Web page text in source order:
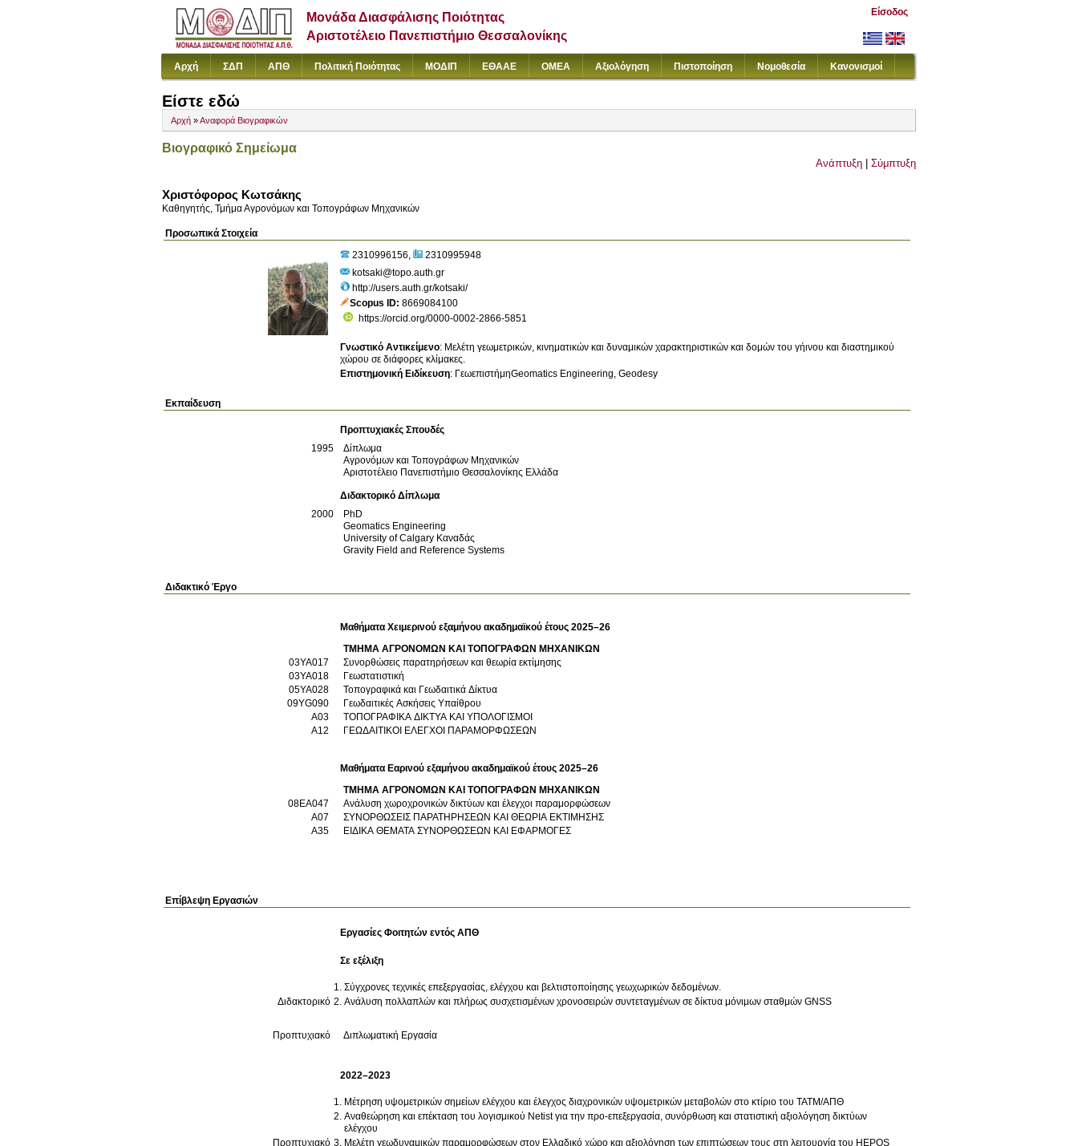
Μονάδα Διασφάλισης Ποιότητας
Αριστοτέλειο Πανεπιστήμιο Θεσσαλονίκης
Είσοδος
Αρχή ΣΔΠ ΑΠΘ Πολιτική Ποιότητας ΜΟΔΙΠ ΕΘΑΑΕ ΟΜΕΑ Αξιολόγηση Πιστοποίηση Νομοθεσία Κανονισμοί
Είστε εδώ
Αρχή »Αναφορά Βιογραφικών
Βιογραφικό Σημείωμα
Ανάπτυξη Σύμπτυξη
Χριστόφορος Κωτσάκης
Καθηγητής, Τμήμα Αγρονόμων και Τοπογράφων Μηχανικών
Προσωπικά Στοιχεία
2310996156
2310995948
kotsaki@topo.auth.gr
http://users.auth.gr/kotsaki/
Scopus ID 8669084100
https://orcid.org/0000-0002-2866-5851
Γνωστικό Αντικείμενο: Μελέτη γεωμετρικών, κινηματικών και δυναμικών χαρακτηριστικών και δομών του γήινου και διαστημικού
χώρου σε διάφορες κλίμακες.
Επιστημονική Ειδίκευση: ΓεωεπιστήμηGeomatics Engineering, Geodesy
Εκπαίδευση
Προπτυχιακές Σπουδές
1995
Δίπλωμα
Αγρονόμων και Τοπογράφων Μηχανικών
Αριστοτέλειο Πανεπιστήμιο Θεσσαλονίκης Ελλάδα
Διδακτορικό Δίπλωμα
2000
PhD
Geomatics Engineering
University of Calgary Καναδάς
Gravity Field and Reference Systems
Διδακτικό Έργο
Μαθήματα Χειμερινού εξαμήνου ακαδημαϊκού έτους 2025–26
ΤΜΗΜΑ ΑΓΡΟΝΟΜΩΝ ΚΑΙ ΤΟΠΟΓΡΑΦΩΝ ΜΗΧΑΝΙΚΩΝ
03YA017
Συνορθώσεις παρατηρήσεων και θεωρία εκτίμησης
03YA018
Γεωστατιστική
05YA028
Τοπογραφικά και Γεωδαιτικά Δίκτυα
09YG090
Γεωδαιτικές Ασκήσεις Υπαίθρου
Α03
ΤΟΠΟΓΡΑΦΙΚΑ ΔΙΚΤΥΑ ΚΑΙ ΥΠΟΛΟΓΙΣΜΟΙ
Α12
ΓΕΩΔΑΙΤΙΚΟΙ ΕΛΕΓΧΟΙ ΠΑΡΑΜΟΡΦΩΣΕΩΝ
Μαθήματα Εαρινού εξαμήνου ακαδημαϊκού έτους 2025–26
ΤΜΗΜΑ ΑΓΡΟΝΟΜΩΝ ΚΑΙ ΤΟΠΟΓΡΑΦΩΝ ΜΗΧΑΝΙΚΩΝ
08EA047
Ανάλυση χωροχρονικών δικτύων και έλεγχοι παραμορφώσεων
Α07
ΣΥΝΟΡΘΩΣΕΙΣ ΠΑΡΑΤΗΡΗΣΕΩΝ ΚΑΙ ΘΕΩΡΙΑ ΕΚΤΙΜΗΣΗΣ
Α35
ΕΙΔΙΚΑ ΘΕΜΑΤΑ ΣΥΝΟΡΘΩΣΕΩΝ ΚΑΙ ΕΦΑΡΜΟΓΕΣ
Επίβλεψη Εργασιών
Εργασίες Φοιτητών εντός ΑΠΘ
Σε εξέλιξη
Διδακτορικό
Σύγχρονες τεχνικές επεξεργασίας, ελέγχου και βελτιστοποίησης γεωχωρικών δεδομένων.
Ανάλυση πολλαπλών και πλήρως συσχετισμένων χρονοσειρών συντεταγμένων σε δίκτυα μόνιμων σταθμών GNSS
Προπτυχιακό Διπλωματική Εργασία
2022–2023
Προπτυχιακό
Μέτρηση υψομετρικών σημείων ελέγχου και έλεγχος διαχρονικών υψομετρικών μεταβολών στο κτίριο του ΤΑΤΜ/ΑΠΘ
Αναθεώρηση και επέκταση του λογισμικού Netist για την προ-επεξεργασία, συνόρθωση και στατιστική αξιολόγηση δικτύων
ελέγχου
Μελέτη γεωδυναμικών παραμορφώσεων στον Ελλαδικό χώρο και αξιολόγηση των επιπτώσεων τους στη λειτουργία του HEPOS